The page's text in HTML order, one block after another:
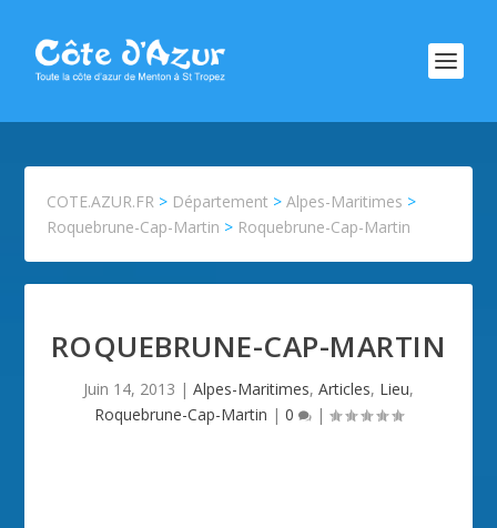
COTE.AZUR.FR > Département >Alpes-Maritimes >
Roquebrune-Cap-Martin > Roquebrune-Cap-Martin
ROQUEBRUNE-CAP-MARTIN
Juin 14, 2013 | Alpes-Maritimes, Articles, Lieu,
Roquebrune-Cap-Martin | 0 |